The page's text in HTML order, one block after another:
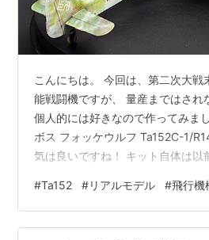
こんにちは。 今回は、第二次大戦
能戦闘機ですが、 量産まではされ
個人的には好きなので作ってみま
ボス フォッケウルフ Ta152C-1/
気は良いですね！ キット自体は以
てますが、悪くないですよ。 いつ
152H-1と今回のC-1/R14と違い、
いことですね。 主翼が違うだけで
#Ta152 #リアルモデル #飛行機